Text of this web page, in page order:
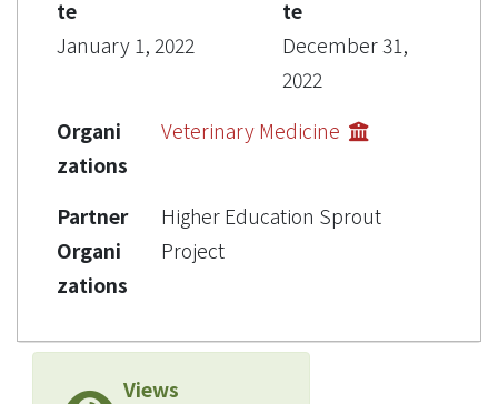
te
January 1, 2022
te
December 31,
2022
Organi
zations
Veterinary Medicine
Partner
Organi
zations
Higher Education Sprout
Project
Views